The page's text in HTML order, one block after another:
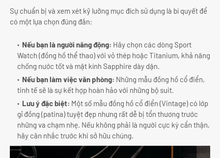
Sự chuẩn bị và xem xét kỹ lưỡng mục đích sử dụng là bí quyết để
có một lựa chọn đúng đắn:
Nếu bạn là người năng động: Hãy chọn các dòng Sport
Watch (đồng hồ thể thao) với vỏ thép hoặc Titanium, khả năng
chống nước tốt và mặt kính Sapphire dày dặn.
Nếu bạn làm việc văn phòng: Những mẫu đồng hồ cổ điển,
tinh tế sẽ là sự kết hợp hoàn hảo với những bộ suit.
Lưu ý đặc biệt: Một số mẫu đồng hồ cổ điển (Vintage) có lớp
gỉ đồng (patina) tuyệt đẹp nhưng rất dễ bị tổn thương trước
những va chạm nhẹ. Nếu không phải là người cực kỳ cẩn thận,
hãy cân nhắc trước khi sở hữu chúng.